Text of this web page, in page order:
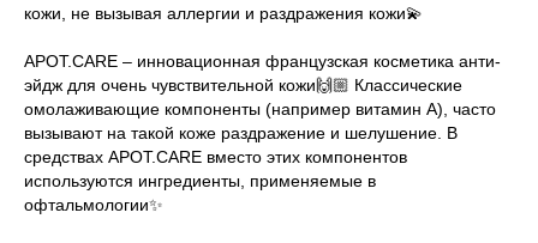
кожи, не вызывая аллергии и раздражения кожи💫
APOT.CARE – инновационная французская косметика анти-
эйдж для очень чувствительной кожи🙌🏼 Классические
омолаживающие компоненты (например витамин А), часто
вызывают на такой коже раздражение и шелушение. В
средствах APOT.CARE вместо этих компонентов
используются ингредиенты, применяемые в
офтальмологии✨